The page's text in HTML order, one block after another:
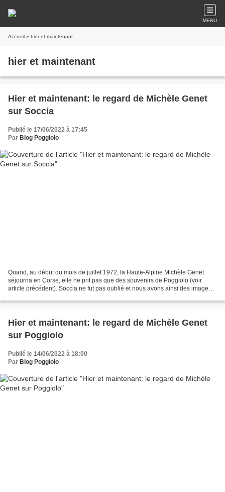
MENU
Accueil » hier et maintenant
hier et maintenant
Hier et maintenant: le regard de Michèle Genet
sur Soccia
Publié le 17/06/2022 à 17:45
Par Blog Poggiolo
Quand, au début du mois de juillet 1972, la Haute-Alpine Michèle Genet
séjourna en Corse, elle ne prit pas que des souvenirs de Poggiolo (voir
article précédent). Soccia ne fut pas oublié et nous avons ainsi des images
Hier et maintenant: le regard de Michèle Genet
sur Poggiolo
Publié le 14/06/2022 à 18:00
Par Blog Poggiolo